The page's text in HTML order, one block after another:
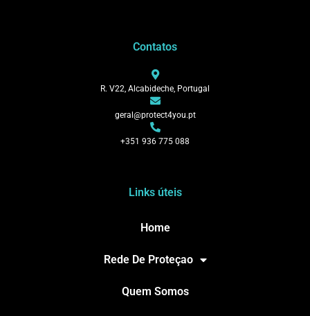
Contatos
R. V22, Alcabideche, Portugal
geral@protect4you.pt
+351 936 775 088
Links úteis
Home
Rede De Proteçao
Quem Somos